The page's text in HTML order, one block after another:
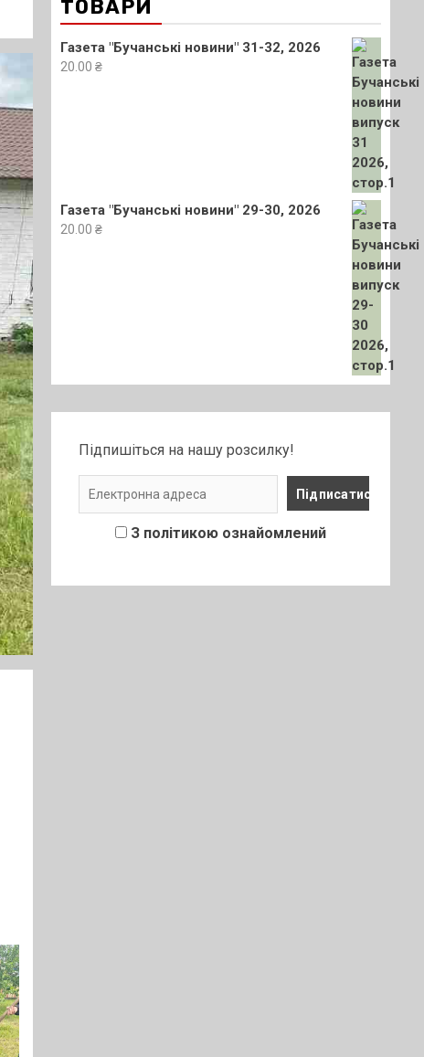
ТОВАРИ
Газета "Бучанські новини" 31-32, 2026
20.00 ₴
Газета "Бучанські новини" 29-30, 2026
20.00 ₴
Підпишіться на нашу розсилку!
З політикою ознайомлений